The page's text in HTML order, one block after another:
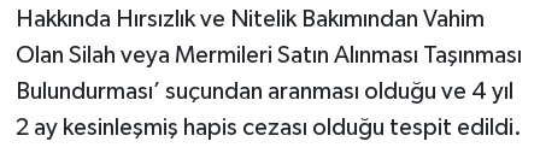
Hakkında Hırsızlık ve Nitelik Bakımından Vahim
Olan Silah veya Mermileri Satın Alınması Taşınması
Bulundurması’ suçundan aranması olduğu ve 4 yıl
2 ay kesinleşmiş hapis cezası olduğu tespit edildi.